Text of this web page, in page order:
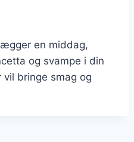
en middag,
og svampe i din
bringe smag og